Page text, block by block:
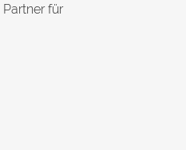
für